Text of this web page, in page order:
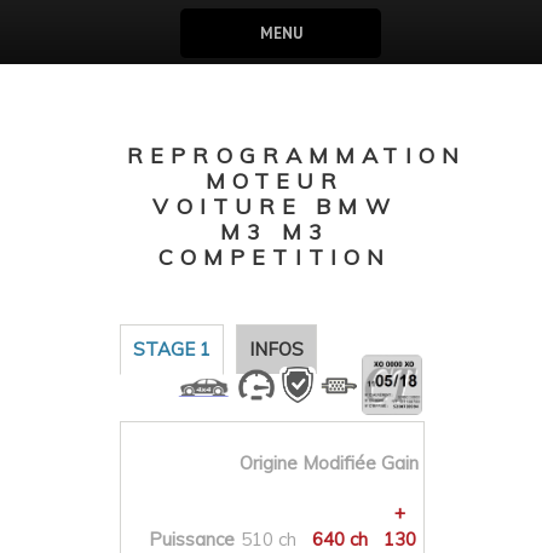
MENU
REPROGRAMMATION
MOTEUR
VOITURE BMW
M3 M3
COMPETITION
STAGE 1 INFOS
Origine Modifiée Gain
Puissance 510 ch 640 ch
+
130